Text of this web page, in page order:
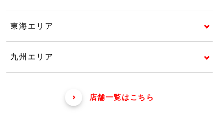
東海エリア
九州エリア
店舗一覧はこちら